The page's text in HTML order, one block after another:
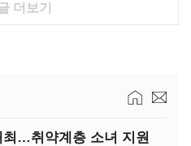
더보기
…취약계층 소녀 지원